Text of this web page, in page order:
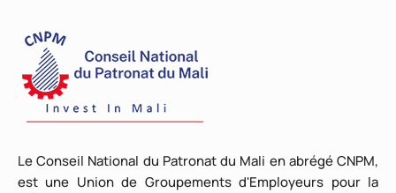
Le Conseil National du Patronat du Mali en abrégé CNPM,
est une Union de Groupements d'Employeurs pour la